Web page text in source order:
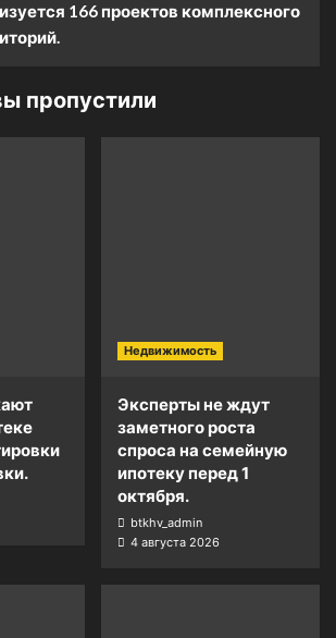
166 проектов комплексного
пропустили
Недвижимость
Эксперты не ждут
заметного роста
спроса на семейную
ипотеку перед 1
октября.
btkhv_admin
4 августа 2026